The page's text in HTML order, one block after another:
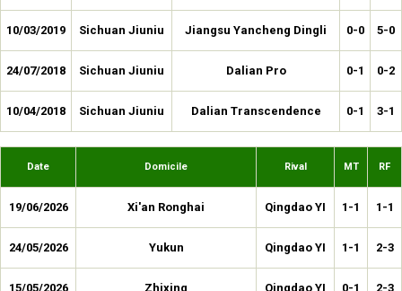
10/03/2019 Sichuan Jiuniu Jiangsu Yancheng Dingli 0-0 5-0
24/07/2018 Sichuan Jiuniu Dalian Pro 0-1 0-2
10/04/2018 Sichuan Jiuniu Dalian Transcendence 0-1 3-1
Date Domicile Rival MT RF
19/06/2026 Xi'an Ronghai Qingdao YI 1-1 1-1
24/05/2026 Yukun Qingdao YI 1-1 2-3
15/05/2026 Zhixing Qingdao YI 0-1 2-3